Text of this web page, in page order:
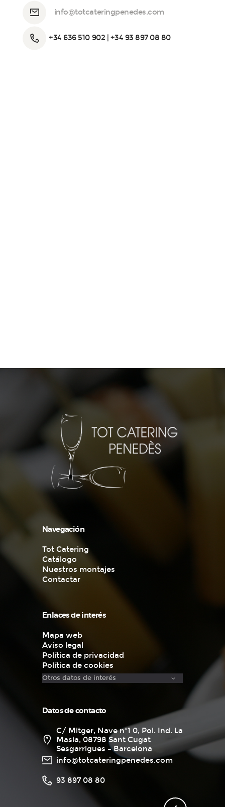
info@totcateringpenedes.com
+34 636 510 902 | +34 93 897 08 80
Navegación
Tot Catering
Catálogo
Nuestros montajes
Contactar
Enlaces de interés
Mapa web
Aviso legal
Política de privacidad
Política de cookies
Datos de contacto
C/ Mitger, Nave nº1 0, Pol. Ind. La
Masia, 08798 Sant Cugat
Sesgarrigues – Barcelona
info@totcateringpenedes.com
93 897 08 80